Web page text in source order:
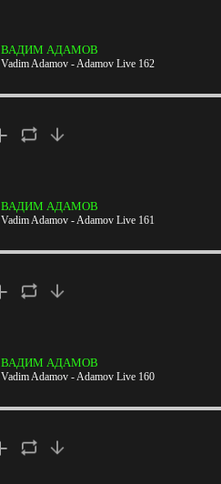
ВАДИМ АДАМОВ
Vadim Adamov - Adamov Live 162
ВАДИМ АДАМОВ
Vadim Adamov - Adamov Live 161
ВАДИМ АДАМОВ
Vadim Adamov - Adamov Live 160